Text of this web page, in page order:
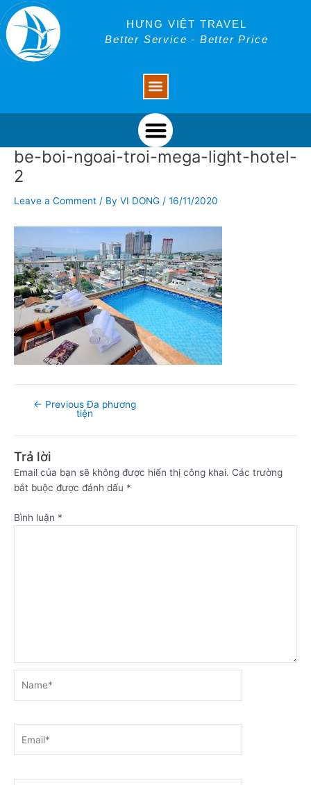
Skip
to
content
HƯNG VIỆT TRAVEL
Better Service - Better Price
Menu
be-boi-ngoai-troi-mega-light-hotel-
2
Leave a Comment / By VI DONG / 16/11/2020
Post
navigation
← Previous Đa phương
tiện
Trả lời
Email của bạn sẽ không được hiển thị công khai. Các trường
bắt buộc được đánh dấu *
Bình luận *